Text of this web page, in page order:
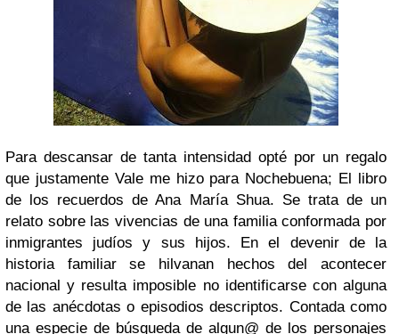
Para descansar de tanta intensidad opté por un regalo
que justamente Vale me hizo para Nochebuena; El libro
de los recuerdos de Ana María Shua. Se trata de un
relato sobre las vivencias de una familia conformada por
inmigrantes judíos y sus hijos. En el devenir de la
historia familiar se hilvanan hechos del acontecer
nacional y resulta imposible no identificarse con alguna
de las anécdotas o episodios descriptos. Contada como
una especie de búsqueda de algun@ de los personajes